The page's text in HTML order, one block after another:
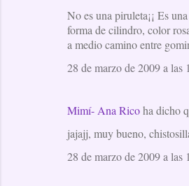
No es una piruleta¡¡ Es
forma de cilindro, color
a medio camino entre
28 de marzo de 2009 a las
Mimí- Ana Ricoha dicho
jajajj, muy bueno,
28 de marzo de 2009 a las